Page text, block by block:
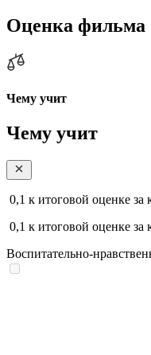
Оценка фильма
Чему учит
Чему учит
0,1 к итоговой оценке
0,1 к итоговой оценке
Воспитательно-